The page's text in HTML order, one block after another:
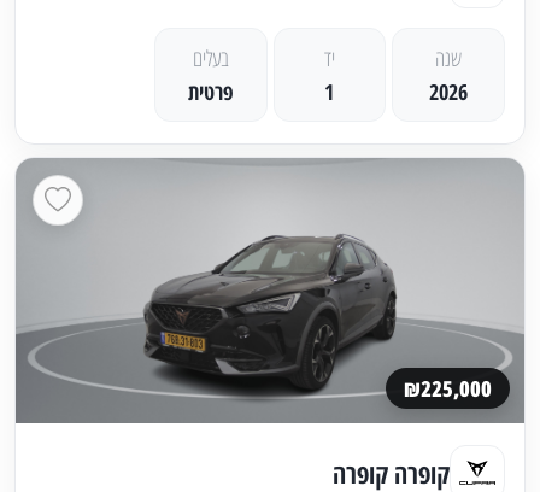
שנה
2026
יד
1
בעלים
פרטית
₪225,000
קופרה קופרה